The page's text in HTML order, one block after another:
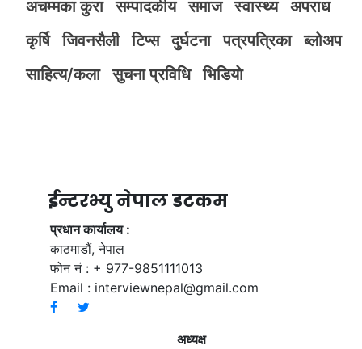
अचम्मका कुरा
सम्पादकीय समाज स्वास्थ्य
अपराध
कृर्षि
जिवनसैली टिप्स दुर्घटना पत्रपत्रिका
ब्लोअप
साहित्य/कला
सुचना प्रविधि भिडियाे
ईन्टरभ्यु नेपाल डटकम
प्रधान कार्यालय :
काठमाडौं, नेपाल
फोन नं : + 977-9851111013
Email : interviewnepal@gmail.com
अध्यक्ष